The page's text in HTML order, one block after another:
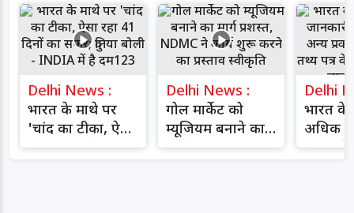
Delhi News :
भारत के माथे पर
'चांद का टीका, ऐसा
रहा 41 दिनों का
Delhi News :
गोल मार्केट को
म्यूजियम बनाने का
मार्ग प्रशस्त,
Delhi
भारत के
अधिक
इंडिया